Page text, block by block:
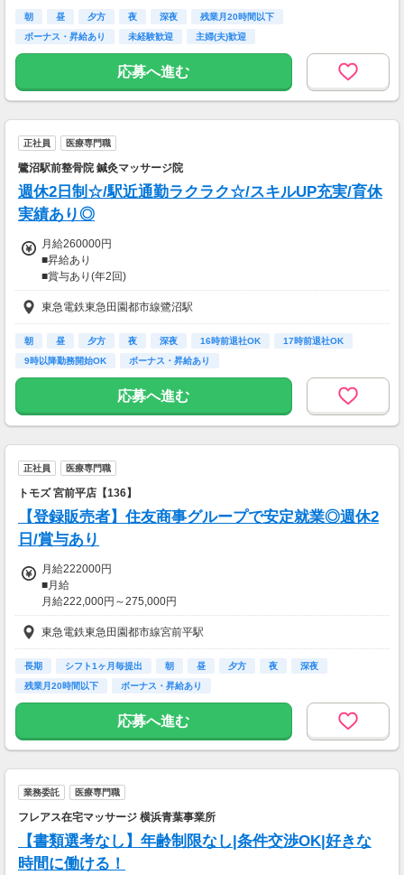
■勤続手当
■昇給：年1回
■試用期間あり(正社員3ヵ月)
期間中は月給：180,000円～
全額支給
朝 昼 夕方 夜 深夜
残業月20時間以下
ボーナス・昇給あり
未経験歓迎 主婦(夫)歓迎
応募へ進む
正社員 医療専門職
鷺沼駅前整骨院 鍼灸マッサージ院
週休2日制☆/駅近通勤ラクラク☆/スキルUP充実/育休
実績あり◎
月給260000円
■昇給あり
■賞与あり(年2回)
【交通費】
一部支給
東急電鉄東急田園都市線鷺沼駅
朝 昼 夕方 夜 深夜 16時前退社OK
17時前退社OK
9時以降勤務開始OK
ボーナス・昇給あり
応募へ進む
正社員 医療専門職
トモズ 宮前平店【136】
【登録販売者】住友商事グループで安定就業◎週休2
日/賞与あり
月給222000円
■月給
月給222,000円～275,000円
＋登録販売者資格手当(研修中6,000円、管理者:10,000円)
※これまでの経験・スキル・前職の給与を
最大限に考慮し、決定いたします。
■諸手当
6,000円（研修中）
・残業手当： 1分単位で100％支給
※サービス残業はありません。
・期間：6ヶ月
・給与：月給222,000円～275,000円
・雇用形態：正社員
※これまでの経験・スキル・前職の給与を
東急電鉄東急田園都市線宮前平駅
長期 シフト1ヶ月毎提出 朝 昼 夕方 夜
深夜
残業月20時間以下
ボーナス・昇給あり
応募へ進む
業務委託 医療専門職
フレアス在宅マッサージ 横浜青葉事業所
【書類選考なし】年齢制限なし|条件交渉OK|好きな
時間に働ける！